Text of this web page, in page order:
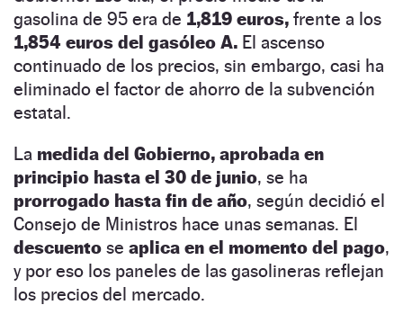
gasolina de 95 era de 1,819 euros, frente a los
1,854 euros del gasóleo A. El ascenso
continuado de los precios, sin embargo, casi ha
eliminado el factor de ahorro de la subvención
estatal.
La medida del Gobierno, aprobada en
principio hasta el 30 de junio, se ha
prorrogado hasta fin de año, según decidió el
Consejo de Ministros hace unas semanas. El
descuento se aplica en el momento del pago,
y por eso los paneles de las gasolineras reflejan
los precios del mercado.